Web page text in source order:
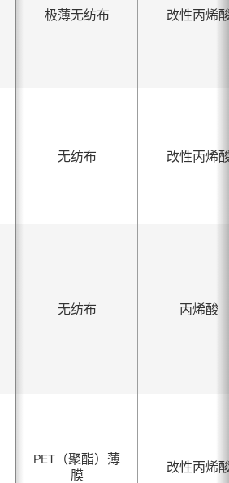
极薄无纺布 改性丙烯
无纺布 改性丙烯
无纺布 丙烯酸
PET（聚酯）薄
膜
改性丙烯